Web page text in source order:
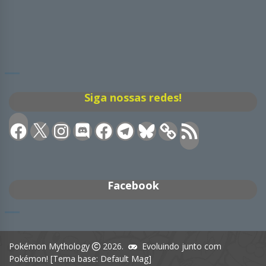
Siga nossas redes!
Facebook
X Instagram
DiscordFacebookTelegramBluesky Feed
RSS
Facebook
Pokémon Mythology 2026.
Evoluindo junto com
Pokémon! [Tema base: Default Mag]